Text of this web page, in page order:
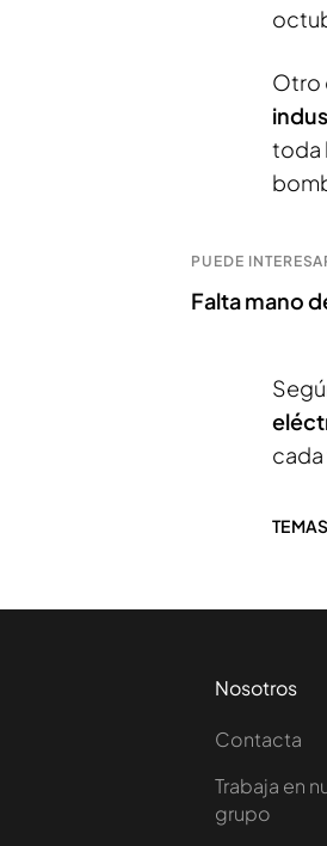
Otro
toda
PUEDE
Falta mano
cada
TEMAS
Nosotros
Contacta
Trabaja en
grupo